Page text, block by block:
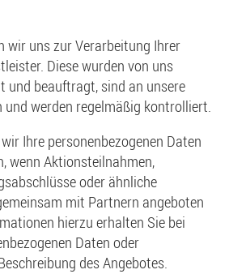
wir uns zur Verarbeitung Ihrer
Diese wurden von uns
und beauftragt, sind an unsere
und werden regelmäßig kontrolliert.
Ihre personenbezogenen Daten
wenn Aktionsteilnahmen,
oder ähnliche
mit Partnern angeboten
hierzu erhalten Sie bei
Daten oder
des Angebotes.